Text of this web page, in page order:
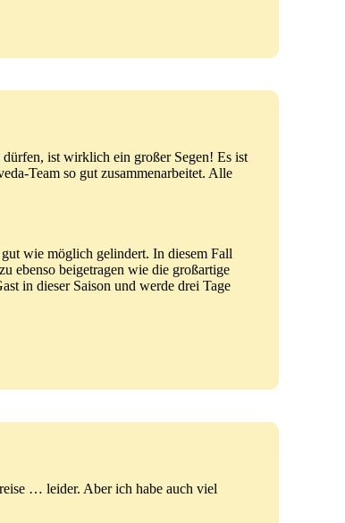
ist wirklich ein großer Segen! Es ist
Team so gut zusammenarbeitet. Alle
wie möglich gelindert. In diesem Fall
ebenso beigetragen wie die großartige
in dieser Saison und werde drei Tage
… leider. Aber ich habe auch viel